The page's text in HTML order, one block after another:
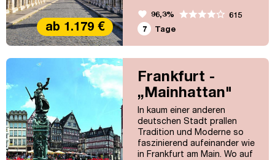
Jahrtausende wie Forum
Romanum oder Petersdom
stehen in einzigartigem
Kontrast zum prallen Leben
der Gegenwart. Wer die Stadt
kennt, weiß, dass man
„Roma" getrost auch
rückwärts lesen kann: „Amor".
ab 1.179 €
favorite 96,3%
615
7
Tage
Frankfurt -
„Mainhattan"
In kaum einer anderen
deutschen Stadt prallen
Tradition und Moderne so
faszinierend aufeinander wie
in Frankfurt am Main. Wo auf